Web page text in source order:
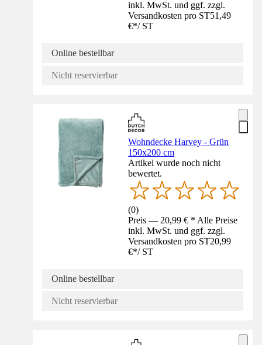
inkl. MwSt. und ggf. zzgl.
Versandkosten pro ST51,49
€*/ ST
Online bestellbar
Nicht reservierbar
Wohndecke Harvey - Grün
150x200 cm
Artikel wurde noch nicht
bewertet.
(0)
Preis — 20,99 € * Alle Preise
inkl. MwSt. und ggf. zzgl.
Versandkosten pro ST20,99
€*/ ST
Online bestellbar
Nicht reservierbar